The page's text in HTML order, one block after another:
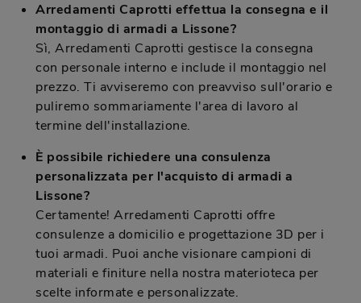
Arredamenti Caprotti effettua la consegna e il
montaggio di armadi a Lissone?
Sì, Arredamenti Caprotti gestisce la consegna
con personale interno e include il montaggio nel
prezzo. Ti avviseremo con preavviso sull'orario e
puliremo sommariamente l'area di lavoro al
termine dell'installazione.
È possibile richiedere una consulenza
personalizzata per l'acquisto di armadi a
Lissone?
Certamente! Arredamenti Caprotti offre
consulenze a domicilio e progettazione 3D per i
tuoi armadi. Puoi anche visionare campioni di
materiali e finiture nella nostra materioteca per
scelte informate e personalizzate.